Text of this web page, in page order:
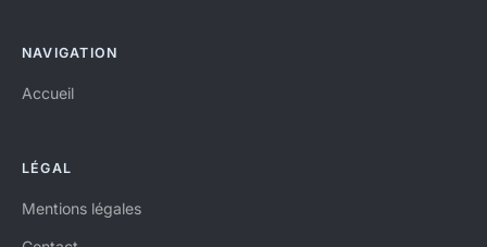
NAVIGATION
Accueil
LÉGAL
Mentions légales